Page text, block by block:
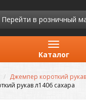
Перейти в розничный
Каталог
Джемпер короткий рукав
рукав л1406 сахара